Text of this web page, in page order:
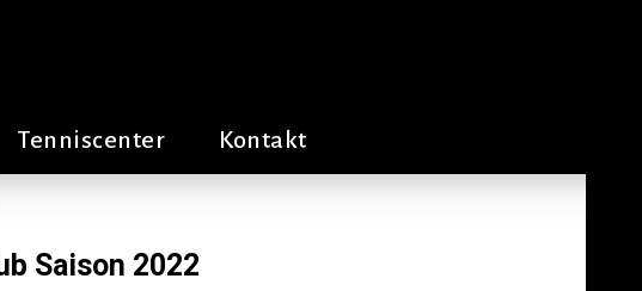
Tenniscenter Kontakt
Saison 2022